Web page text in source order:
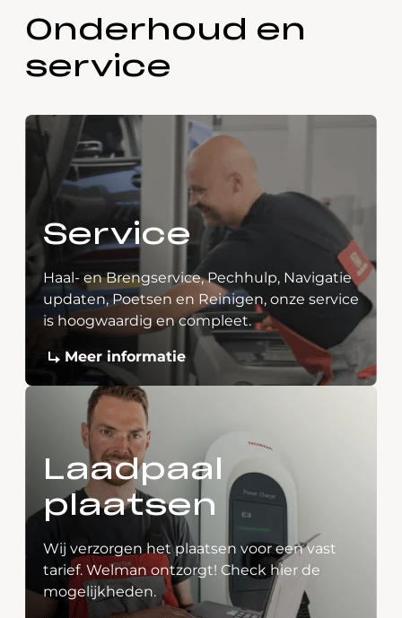
Onderhoud en
service
Service
Haal- en Brengservice, Pechhulp, Navigatie
updaten, Poetsen en Reinigen, onze service
is hoogwaardig en compleet.
Meer informatie
Laadpaal
plaatsen
Wij verzorgen het plaatsen voor een vast
tarief. Welman ontzorgt! Check hier de
mogelijkheden.